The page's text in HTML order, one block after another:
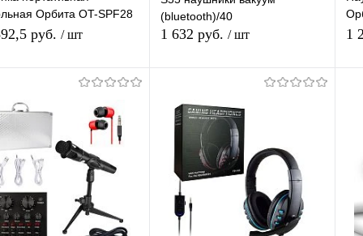
Орбита OT-SPF28
(TF, AUX, USB,
руб. / шт
в 1
К
сравнению
избранное В наличии
(bluetooth)/40
1 632 руб. / шт
Купить в 1
сравнению
В избранное В наличии
1